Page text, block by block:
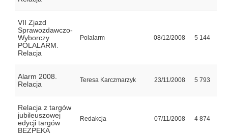
VII Zjazd
Sprawozdawczo-
Wyborczy
POLALARM.
Relacja
Polalarm 08/12/2008 5 144
Alarm 2008.
Relacja
Teresa Karczmarzyk 23/11/2008 5 793
Relacja z targów
jubileuszowej
edycji targów
BEZPEKA
Redakcja 07/11/2008 4 874